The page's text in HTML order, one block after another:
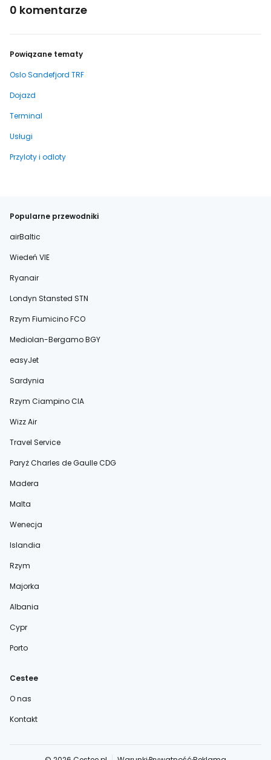
0 komentarze
Powiązane tematy
Oslo Sandefjord TRF
Dojazd
Terminal
Usługi
Przyloty i odloty
Popularne przewodniki
airBaltic
Wiedeń VIE
Ryanair
Londyn Stansted STN
Rzym Fiumicino FCO
Mediolan-Bergamo BGY
easyJet
Sardynia
Rzym Ciampino CIA
Wizz Air
Travel Service
Paryż Charles de Gaulle CDG
Madera
Malta
Wenecja
Islandia
Rzym
Majorka
Albania
Cypr
Porto
Cestee
O nas
Kontakt